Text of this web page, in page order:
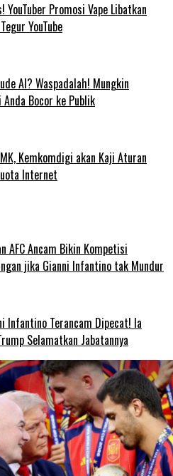
YouTuber Promosi Vape Libatkan
YouTube
AI? Waspadalah! Mungkin
Bocor ke Publik
Kemkomdigi akan Kaji Aturan
Internet
AFC Ancam Bikin Kompetisi
jika Gianni Infantino tak Mundur
Infantino Terancam Dipecat! Ia
Selamatkan Jabatannya